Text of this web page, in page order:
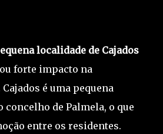
localidade de Cajados
forte impacto na
é uma pequena
de Palmela, o que
entre os residentes.